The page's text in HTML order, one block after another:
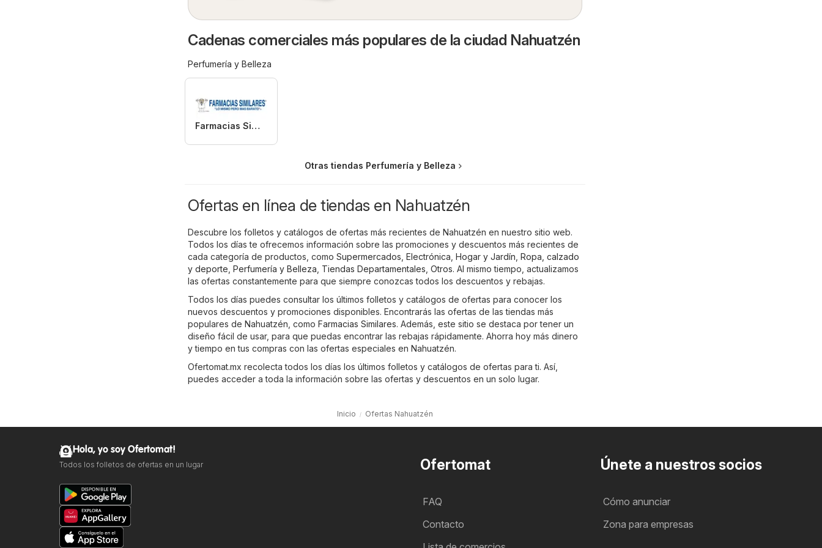
Cadenas comerciales más populares de la ciudad Nahuatzén
Perfumería y Belleza
Farmacias Similares
Otras tiendas Perfumería y Belleza
Ofertas en línea de tiendas en Nahuatzén
Descubre los folletos y catálogos de ofertas más recientes de Nahuatzén en nuestro sitio web.
Todos los días te ofrecemos información sobre las promociones y descuentos más recientes de
cada categoría de productos, como Supermercados Electrónica Hogar y Jardín Ropa, calzado
y deporte Perfumería y Belleza Tiendas Departamentales Otros. Al mismo tiempo, actualizamos
las ofertas constantemente para que siempre conozcas todos los descuentos y rebajas.
Todos los días puedes consultar los últimos folletos y catálogos de ofertas para conocer los
nuevos descuentos y promociones disponibles. Encontrarás las ofertas de las tiendas más
populares de Nahuatzén, como Farmacias Similares. Además, este sitio se destaca por tener un
diseño fácil de usar, para que puedas encontrar las rebajas rápidamente. Ahorra hoy más dinero
y tiempo en tus compras con las ofertas especiales en Nahuatzén.
Ofertomat.mx recolecta todos los días los últimos folletos y catálogos de ofertas para ti. Así,
puedes acceder a toda la información sobre las ofertas y descuentos en un solo lugar.
Inicio Ofertas Nahuatzén
Ofertomat
FAQ
Contacto
Únete a nuestros socios
Cómo anunciar
Zona para empresas
Hola, yo soy Ofertomat!
Todos los folletos de ofertas en un lugar